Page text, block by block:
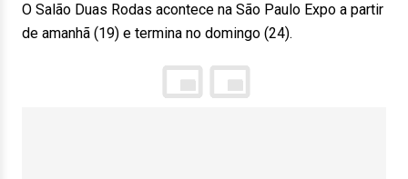
O Salão Duas Rodas acontece na São Paulo Expo a partir
de amanhã (19) e termina no domingo (24).